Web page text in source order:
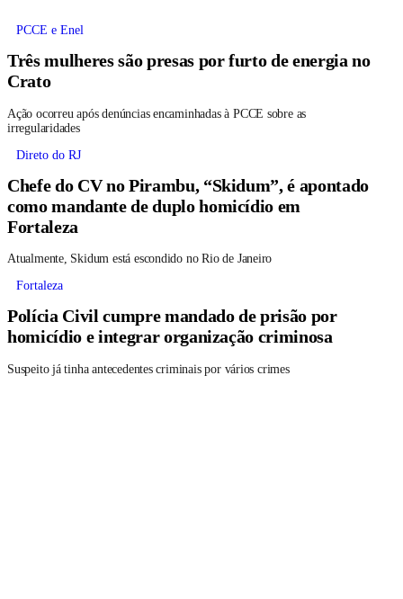
PCCE e Enel
Três mulheres são presas por furto de energia no
Crato
Ação ocorreu após denúncias encaminhadas à PCCE sobre as
irregularidades
Direto do RJ
Chefe do CV no Pirambu, “Skidum”, é apontado
como mandante de duplo homicídio em
Fortaleza
Atualmente, Skidum está escondido no Rio de Janeiro
Fortaleza
Polícia Civil cumpre mandado de prisão por
homicídio e integrar organização criminosa
Suspeito já tinha antecedentes criminais por vários crimes